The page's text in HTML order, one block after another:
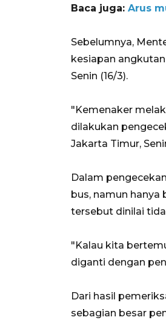
Baca juga: Arus
Sebelumnya,
kesiapan
Senin (16/3).
"Kemenaker
dilakukan
Jakarta Timur,
Dalam
bus, namun
tersebut dinilai
"Kalau kita
diganti dengan
Dari hasil
sebagian besar